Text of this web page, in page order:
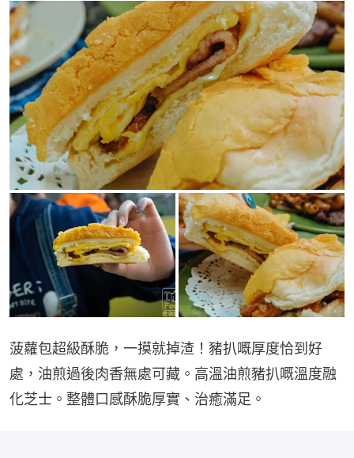
菠蘿包超級酥脆，一摸就掉渣！豬扒嘅厚度恰到好
處，油煎過後肉香無處可藏。高溫油煎豬扒嘅溫度融
化芝士。整體口感酥脆厚實、治癒滿足。